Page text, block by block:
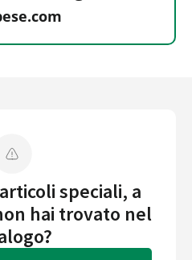
speciali, a
hai trovato nel